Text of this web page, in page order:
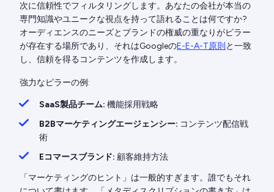
次に信頼性でフィルタリングします。あなたの会社が本当の
専門知識やユニークな視点を持って語れることは何ですか?
オーディエンスのニーズとブランドの権威の重なりがピラー
が存在する場所であり、それはGoogleのE-E-A-T原則 と一致
し、信頼を得るコンテンツを作成します。
強力なピラーの例:
SaaS製品チーム: 機能採用戦略
B2Bマーケティングエージェンシー: コンテンツ配信戦
術
Eコマースブランド: 顧客維持方法
「マーケティングのヒント」は一般的すぎます。誰でもそれ